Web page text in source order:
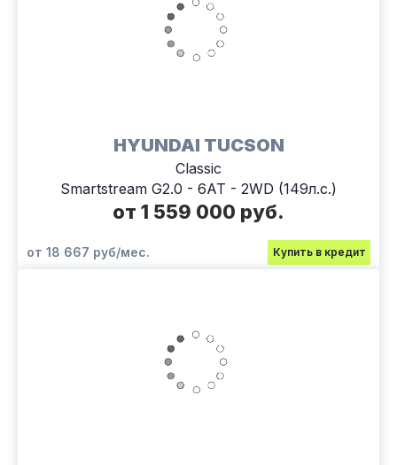
HYUNDAI TUCSON
Classic
Smartstream G2.0 - 6AT - 2WD (149л.с.)
от 1 559 000 руб.
от 18 667 руб/мес. Купить в кредит